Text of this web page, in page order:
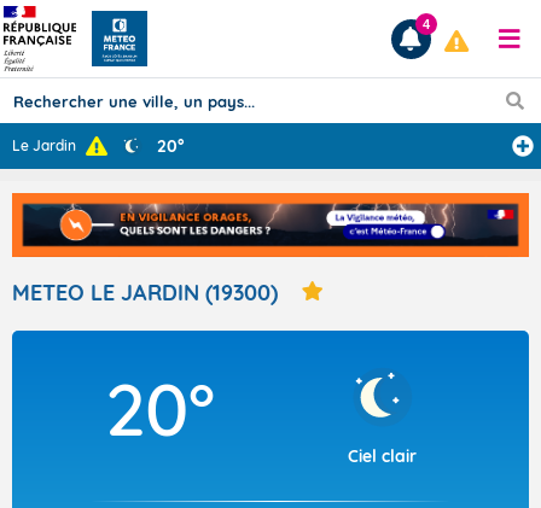
Prévisions
TOUS LES RÉSULTATS
Articles
4
Le Jardin 20°
METEO LE JARDIN (19300)
20°
Ciel clair